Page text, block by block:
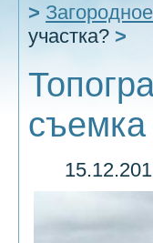
участка?
съемка